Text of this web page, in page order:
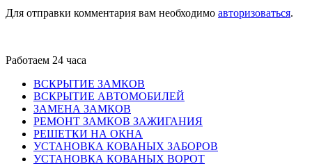
Для отправки комментария вам необходимо авторизоваться.
Работаем 24 часа
ВСКРЫТИЕ ЗАМКОВ
ВСКРЫТИЕ АВТОМОБИЛЕЙ
ЗАМЕНА ЗАМКОВ
РЕМОНТ ЗАМКОВ ЗАЖИГАНИЯ
РЕШЕТКИ НА ОКНА
УСТАНОВКА КОВАНЫХ ЗАБОРОВ
УСТАНОВКА КОВАНЫХ ВОРОТ